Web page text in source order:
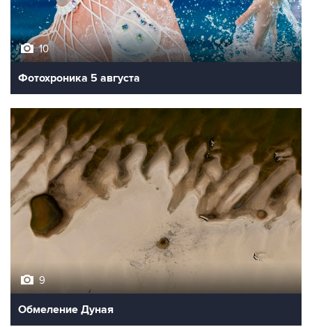
10
Фотохроника 5 августа
Обмеление Дуная